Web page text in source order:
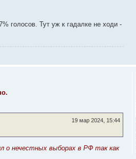
голосов. Тут уж к гадалке не ходи -
19 мар 2024, 15:44
о нечестных выборах в РФ так как